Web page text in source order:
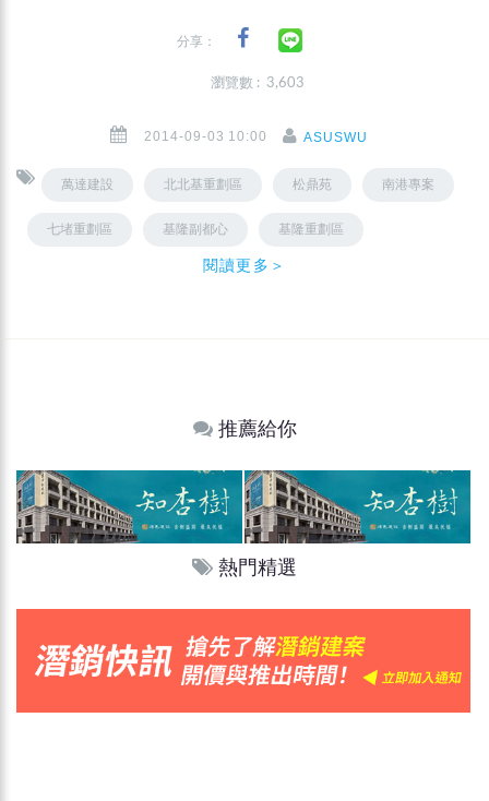
分享：
瀏覽數 : 3,603
2014-09-03 10:00 ASUSWU
萬達建設 北北基重劃區 松鼎苑 南港專案
七堵重劃區 基隆副都心 基隆重劃區
閱讀更多＞
推薦給你
熱門精選